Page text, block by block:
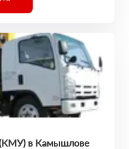
(КМУ) в Камышлове